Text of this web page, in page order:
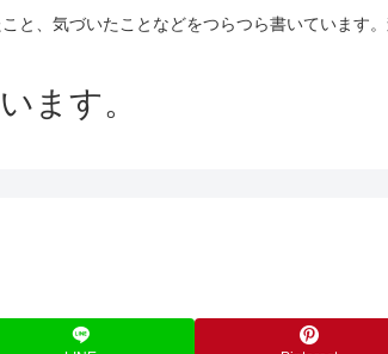
、気づいたことなどをつらつら書いています。
ます。